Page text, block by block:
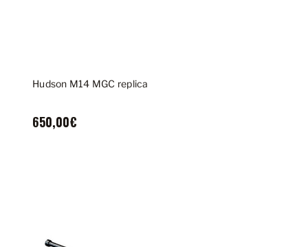
Hudson M14 MGC replica
650,00€